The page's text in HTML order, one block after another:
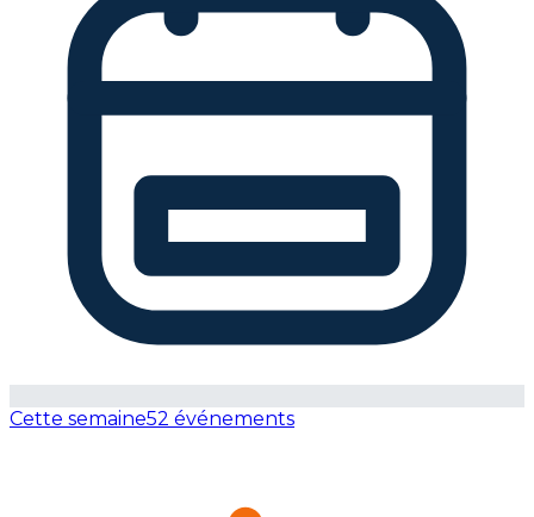
Cette semaine52 événements